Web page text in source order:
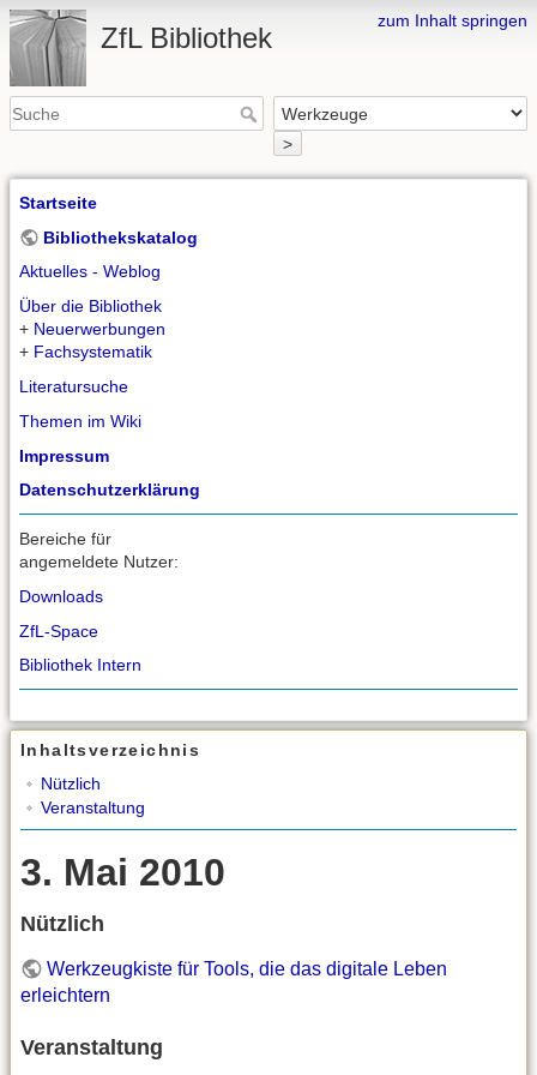
zum Inhalt springen
ZfL Bibliothek
>
Startseite
Bibliothekskatalog
Aktuelles - Weblog
Über die Bibliothek
+ Neuerwerbungen
+ Fachsystematik
Literatursuche
Themen im Wiki
Impressum
Datenschutzerklärung
Bereiche für
angemeldete Nutzer:
Downloads
ZfL-Space
Bibliothek Intern
Inhaltsverzeichnis
Nützlich
Veranstaltung
3. Mai 2010
Nützlich
Werkzeugkiste für Tools, die das digitale Leben
erleichtern
Veranstaltung